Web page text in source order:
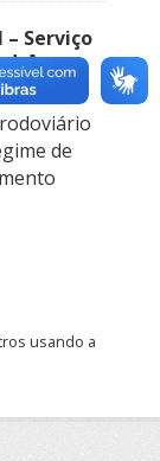
Serviço
a
de
usando a